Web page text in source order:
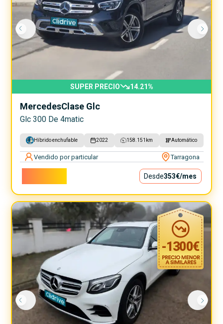
SUPER PRECIO 14.21%
MercedesClase Glc
Glc 300 De 4matic
Híbrido enchufable 2022 158.151 km Automático
Vendido por particular Tarragona
Desde353€/mes
-1300€